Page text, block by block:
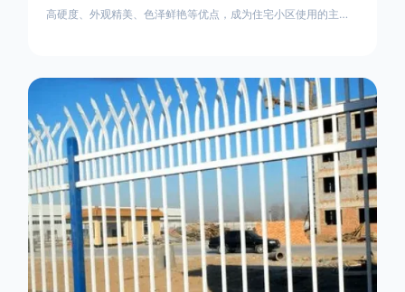
高硬度、外观精美、色泽鲜艳等优点，成为住宅小区使用的主流
的使用方法主要是应用在人员行走的边界处，这就需要锌钢草坪
护栏产品的表面设计较为圆滑，减少人员不小心碰触锌钢草坪护
栏产品的伤害值。在安装前，土木建筑为砖砌或混凝土浇筑奠定
了的基础